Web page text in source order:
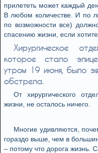
прилететь может каждый
В любом количестве. И по
по возможности все)
спасению жизни, если хотите.
Хирургическое
которое стало
утром 19 июня, было
обстрела.
От хирургического
жизни, не осталось ничего.
Многие удивляются,
гораздо выше, чем в
– потому что дорога жизнь.